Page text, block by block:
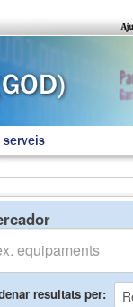
resultats per